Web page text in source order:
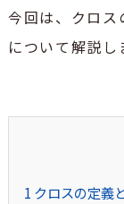
今回は、クロス
について解説し
1 クロスの定義